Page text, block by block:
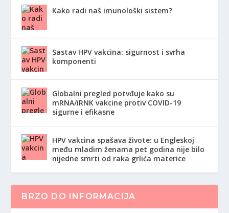
Kako radi naš imunološki sistem?
Sastav HPV vakcina: sigurnost i svrha
komponenti
Globalni pregled potvđuje kako su
mRNA/iRNK vakcine protiv COVID-19
sigurne i efikasne
HPV vakcina spašava živote: u Engleskoj
među mladim ženama pet godina nije bilo
nijedne smrti od raka grlića materice
BRZO DO INFORMACIJA